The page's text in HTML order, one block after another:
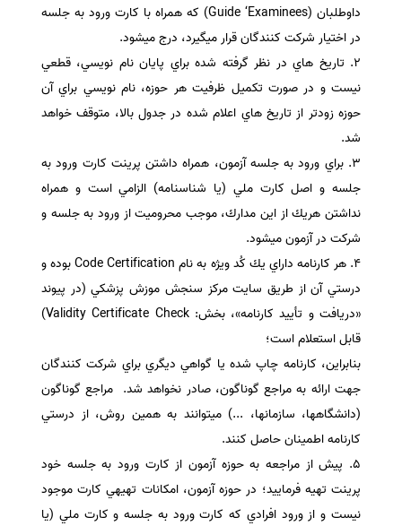
داوطلبان (Guide ‘Examinees) كه همراه با كارت ورود به جلسه
در اختيار شركت كنندگان قرار ميگيرد، درج ميشود.
٢. تاريخ هاي در نظر گرفته شده براي پايان نام نويسي، قطعي
نيست و در صورت تكميل ظرفيت هر حوزه، نام نويسي براي آن
حوزه زودتر از تاريخ هاي اعلام شده در جدول بالا، متوقف خواهد
شد.
٣. براي ورود به جلسه آزمون، همراه داشتن پرينت كارت ورود به
جلسه و اصل كارت ملي (يا شناسنامه) الزامي است و همراه
نداشتن هريك از اين مدارك، موجب محروميت از ورود به جلسه و
شركت در آزمون ميشود.
٤. هر كارنامه داراي يك كُد ويژه به نام Code Certification بوده و
درستي آن از طريق سايت مركز سنجش موزش پزشكي (در پيوند
«دريافت و تأييد كارنامه»، بخش: Validity Certificate Check)
قابل استعلام است؛
بنابراين، كارنامه­ چاپ شده يا گواهي ديگري براي شركت كنندگان
جهت ارائه به مراجع گوناگون، صادر نخواهد شد. مراجع گوناگون
(دانشگاهها، سازمانها، ...) ميتوانند به همين روش، از درستي
كارنامه اطمينان حاصل كنند.
٥. پيش از مراجعه به حوزه­ آزمون از كارت ورود به جلسه خود
پرينت تهيه فرماييد؛ در حوزه­ آزمون، امكانات تهيه­ي كارت موجود
نيست و از ورود افرادي كه كارت ورود به جلسه و كارت ملي (يا